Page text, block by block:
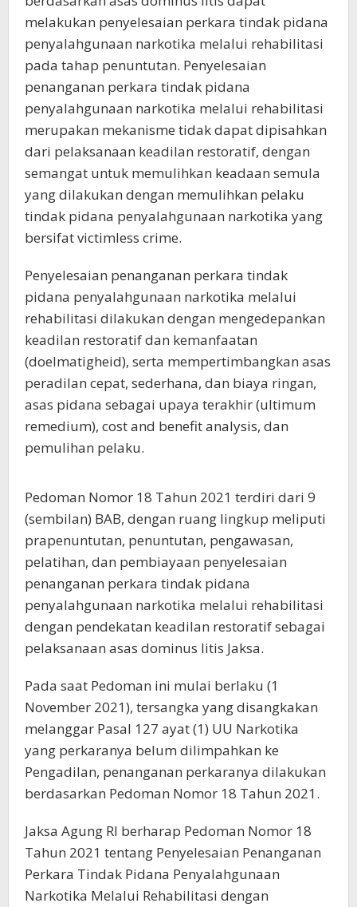
melakukan penyelesaian perkara tindak pidana
penyalahgunaan narkotika melalui rehabilitasi
pada tahap penuntutan. Penyelesaian
penanganan perkara tindak pidana
penyalahgunaan narkotika melalui rehabilitasi
merupakan mekanisme tidak dapat dipisahkan
dari pelaksanaan keadilan restoratif, dengan
semangat untuk memulihkan keadaan semula
yang dilakukan dengan memulihkan pelaku
tindak pidana penyalahgunaan narkotika yang
bersifat victimless crime.
Penyelesaian penanganan perkara tindak
pidana penyalahgunaan narkotika melalui
rehabilitasi dilakukan dengan mengedepankan
keadilan restoratif dan kemanfaatan
(doelmatigheid), serta mempertimbangkan asas
peradilan cepat, sederhana, dan biaya ringan,
asas pidana sebagai upaya terakhir (ultimum
remedium), cost and benefit analysis, dan
pemulihan pelaku.
Pedoman Nomor 18 Tahun 2021 terdiri dari 9
(sembilan) BAB, dengan ruang lingkup meliputi
prapenuntutan, penuntutan, pengawasan,
pelatihan, dan pembiayaan penyelesaian
penanganan perkara tindak pidana
penyalahgunaan narkotika melalui rehabilitasi
dengan pendekatan keadilan restoratif sebagai
pelaksanaan asas dominus litis Jaksa.
Pada saat Pedoman ini mulai berlaku (1
November 2021), tersangka yang disangkakan
melanggar Pasal 127 ayat (1) UU Narkotika
yang perkaranya belum dilimpahkan ke
Pengadilan, penanganan perkaranya dilakukan
berdasarkan Pedoman Nomor 18 Tahun 2021.
Jaksa Agung RI berharap Pedoman Nomor 18
Tahun 2021 tentang Penyelesaian Penanganan
Perkara Tindak Pidana Penyalahgunaan
Narkotika Melalui Rehabilitasi dengan